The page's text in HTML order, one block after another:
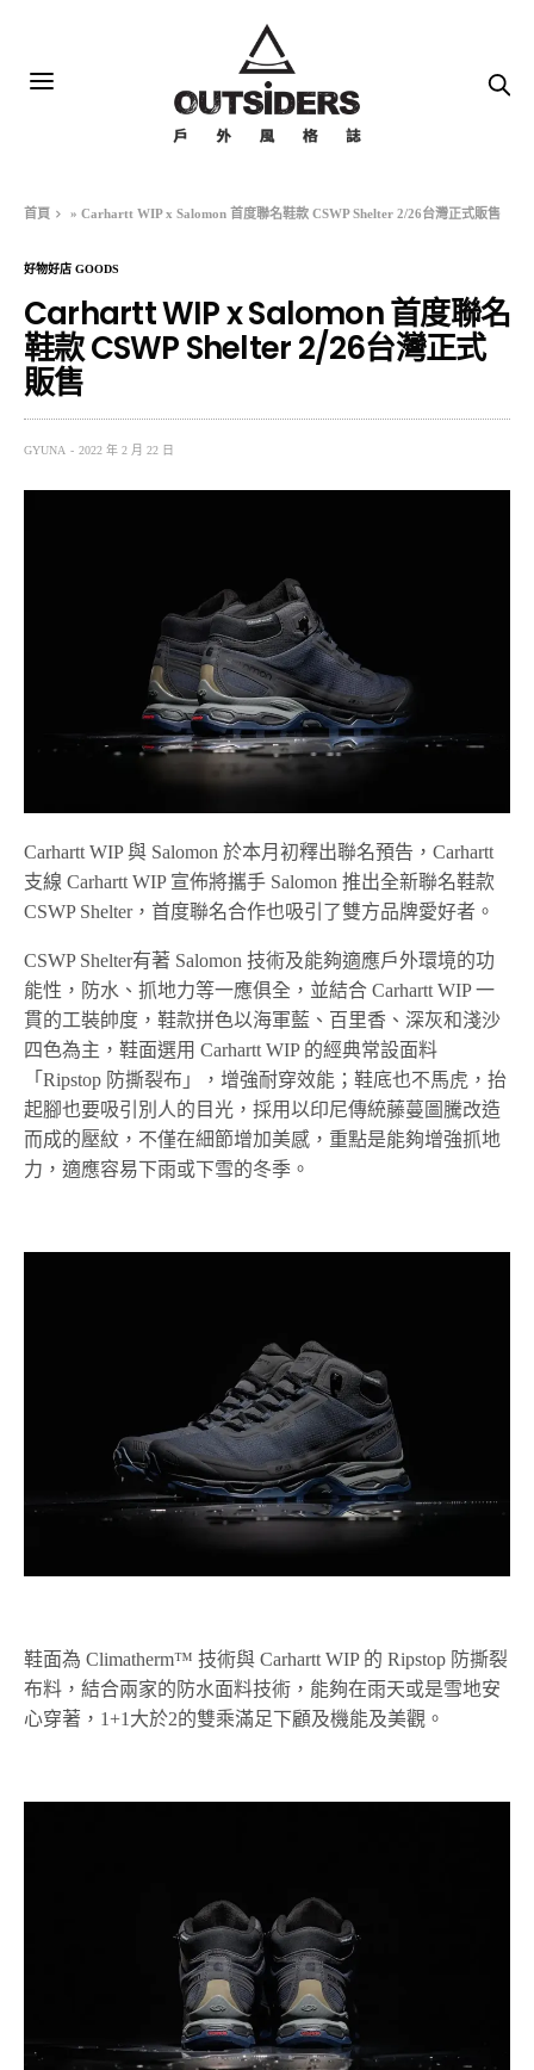
首頁 »Carhartt WIP x Salomon 首度聯名鞋款 CSWP Shelter 2/26台灣正式販售
好物好店 GOODS
Carhartt WIP x Salomon 首度聯名
鞋款 CSWP Shelter 2/26台灣正式
販售
GYUNA 2022 年 2 月 22 日
Carhartt WIP 與 Salomon 於本月初釋出聯名預告，Carhartt
支線 Carhartt WIP 宣佈將攜手 Salomon 推出全新聯名鞋款
CSWP Shelter，首度聯名合作也吸引了雙方品牌愛好者。
CSWP Shelter有著 Salomon 技術及能夠適應戶外環境的功
能性，防水、抓地力等一應俱全，並結合 Carhartt WIP 一
貫的工裝帥度，鞋款拼色以海軍藍、百里香、深灰和淺沙
四色為主，鞋面選用 Carhartt WIP 的經典常設面料
「Ripstop 防撕裂布」，增強耐穿效能；鞋底也不馬虎，抬
起腳也要吸引別人的目光，採用以印尼傳統藤蔓圖騰改造
而成的壓紋，不僅在細節增加美感，重點是能夠增強抓地
力，適應容易下雨或下雪的冬季。
鞋面為 Climatherm™ 技術與 Carhartt WIP 的 Ripstop 防撕裂
布料，結合兩家的防水面料技術，能夠在雨天或是雪地安
心穿著，1+1大於2的雙乘滿足下顧及機能及美觀。